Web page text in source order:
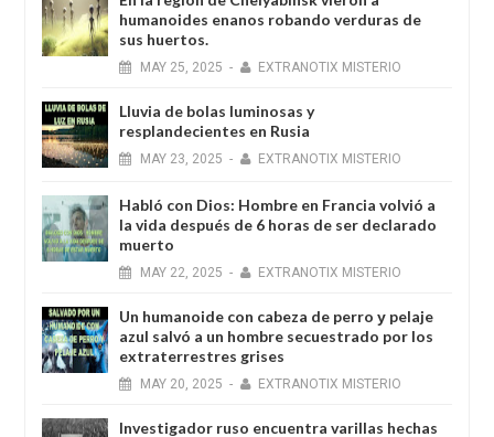
humanoides enanos robando verduras de
sus huertos.
MAY 25, 2025 - EXTRANOTIX MISTERIO
Lluvia de bolas luminosas y
resplandecientes en Rusia
MAY 23, 2025 - EXTRANOTIX MISTERIO
Habló con Dios: Hombre en Francia volvió a
la vida después de 6 horas de ser declarado
muerto
MAY 22, 2025 - EXTRANOTIX MISTERIO
Un humanoide con cabeza de perro у pelaje
azul salvó a un hombre secuestrado por los
extraterrestres grises
MAY 20, 2025 - EXTRANOTIX MISTERIO
Investigador ruso encuentra varillas hechas